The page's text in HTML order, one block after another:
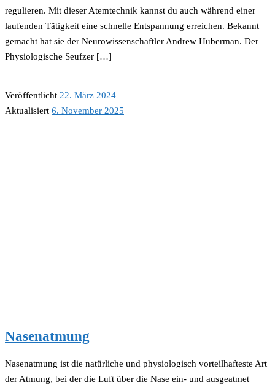
regulieren. Mit dieser Atemtechnik kannst du auch während einer
laufenden Tätigkeit eine schnelle Entspannung erreichen. Bekannt
gemacht hat sie der Neurowissenschaftler Andrew Huberman. Der
Physiologische Seufzer […]
Veröffentlicht 22. März 2024
Aktualisiert 6. November 2025
Nasenatmung
Nasenatmung ist die natürliche und physiologisch vorteilhafteste Art
der Atmung, bei der die Luft über die Nase ein- und ausgeatmet